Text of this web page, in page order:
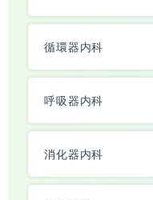
循環器内科
呼吸器内科
消化器内科